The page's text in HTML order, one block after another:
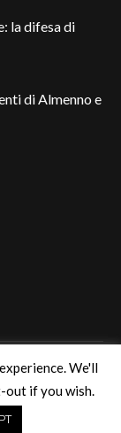
la difesa di
di Almenno e
Tesseramento
Contatti
Reserved
We'll
out if you wish.